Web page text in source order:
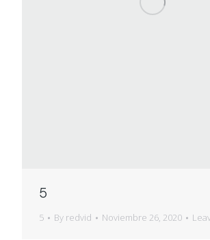
5
5 By redvid Noviembre 26, 2020